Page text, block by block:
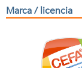
Marca / licencia